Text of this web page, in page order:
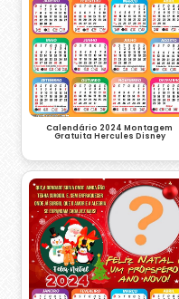
Calendário 2024 Montagem
Gratuita Hercules Disney